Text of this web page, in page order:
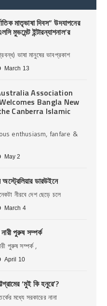
মাতৃভাষা দিবস” উদযাপনের
মুভমেন্ট ইন্টারন্যাশনাল’র
ভাষা মানুষের ভাবপ্রকাশ
March 13
Association
Bangla New
Canberra Islamic
enthusiasm, fanfare &
May 2
ডারউইনে
নীরবে দেশ ছেড়ে চলে
March 4
পুরুষ সম্পর্ক
পুরুষ সম্পর্ক ,
April 10
‘মুই কি হনুরে’?
মধ্যে সরকারের নানা